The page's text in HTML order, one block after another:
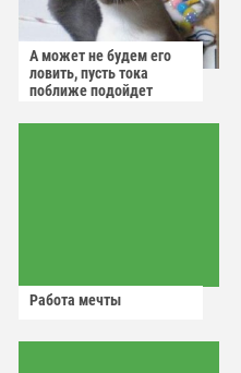
А может не будем его
ловить, пусть тока
поближе подойдет
Работа мечты